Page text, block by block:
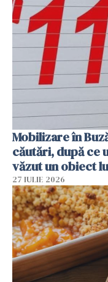
Mobilizare în
căutări, după ce
văzut un obiect
27 IULIE 2026